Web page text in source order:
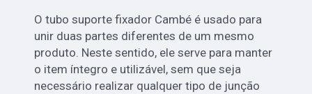
O tubo suporte fixador Cambé é usado para
unir duas partes diferentes de um mesmo
produto. Neste sentido, ele serve para manter
o item íntegro e utilizável, sem que seja
necessário realizar qualquer tipo de junção